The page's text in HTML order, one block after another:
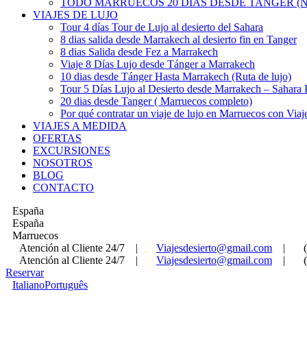
TODO MARRUECOS 20 DIAS DESDE TANGER
VIAJES DE LUJO
Tour 4 días Tour de Lujo al desierto del Sahara
8 dias salida desde Marrakech al desierto fin en Tanger
8 dias Salida desde Fez a Marrakech
Viaje 8 Días Lujo desde Tánger a Marrakech
10 dias desde Tánger Hasta Marrakech (Ruta de lujo)
Tour 5 Días Lujo al Desierto desde Marrakech – Sahara
20 dias desde Tanger ( Marruecos completo)
Por qué contratar un viaje de lujo en Marruecos con
VIAJES A MEDIDA
OFERTAS
EXCURSIONES
NOSOTROS
BLOG
CONTACTO
España
España
Marruecos
Atención al Cliente 24/7
| Viajesdesierto@gmail.com |
Atención al Cliente 24/7
| Viajesdesierto@gmail.com |
Reservar
ItalianoPortuguês